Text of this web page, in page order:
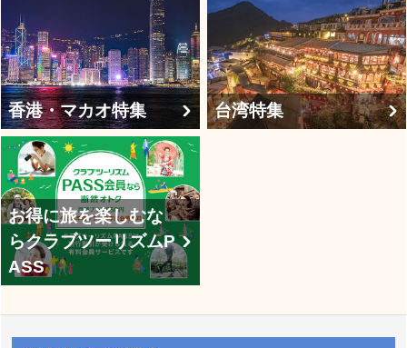
香港・マカオ特集 台湾特集
お得に旅を楽しむな
らクラブツーリズムP
ASS